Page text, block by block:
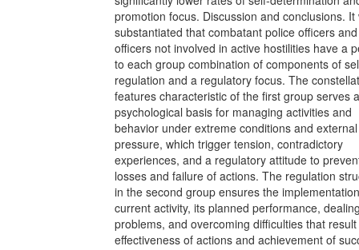
promotion focus. Discussion and conclusions. It
substantiated that combatant police officers
officers not involved in active hostilities have a
to each group combination of components of
regulation and a regulatory focus. The
features characteristic of the first group serves
psychological basis for managing activities and
behavior under extreme conditions and external
pressure, which trigger tension, contradictory
experiences, and a regulatory attitude to
losses and failure of actions. The regulation
in the second group ensures the
current activity, its planned performance,
problems, and overcoming difficulties that
effectiveness of actions and achievement of